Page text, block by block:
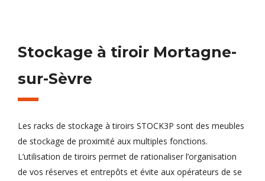
Stockage à tiroir Mortagne-
sur-Sèvre
Les racks de stockage à tiroirs STOCK3P sont des meubles
de stockage de proximité aux multiples fonctions.
L’utilisation de tiroirs permet de rationaliser l’organisation
de vos réserves et entrepôts et évite aux opérateurs de se